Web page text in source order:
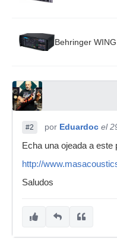
Behringer
#2 por Eduardoc el
Echa una ojeada a este
http://
Saludos